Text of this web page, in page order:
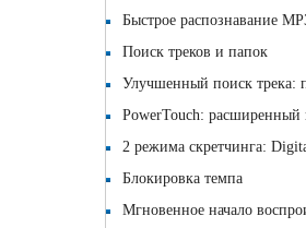
Быстрое распознавание
Поиск треков и папок
Улучшенный поиск трека:
PowerTouch: расширенный
2 режима скретчинга:
Блокировка темпа
Мгновенное начало